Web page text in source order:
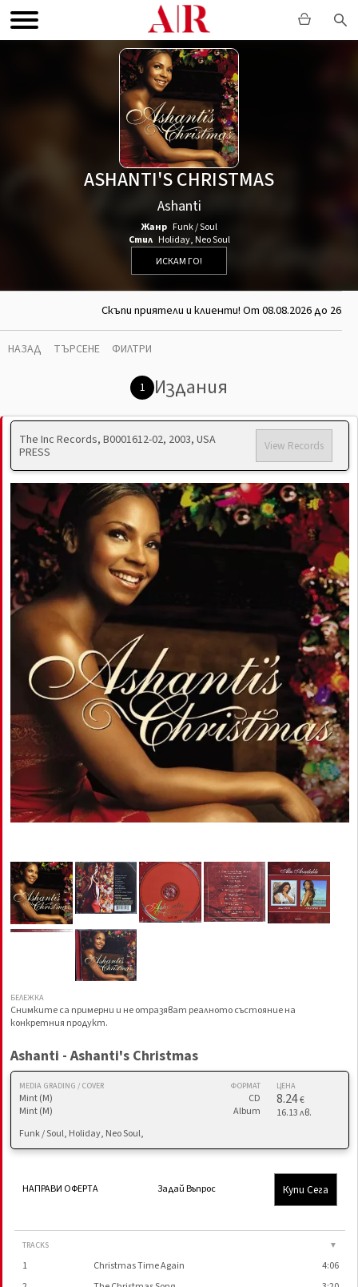
ASHANTI'S CHRISTMAS
Ashanti
Жанр Funk / Soul
Стил Holiday, Neo Soul
ИСКАМ ГО!
Скъпи приятели и клиенти! От 08.08.2026 до
НАЗАД ТЪРСЕНЕ ФИЛТРИ
1 Издания
The Inc Records, B0001612-02, 2003, USA
PRESS
View Records
БЕЛЕЖКА
Снимките са примерни и не отразяват реалното състояние на
конкретния продукт.
Ashanti - Ashanti's Christmas
MEDIA GRADING / COVER
Mint (M)
Mint (M)
ФОРМАТ
CD
Album
ЦЕНА
8.24€
16.13 лв.
Funk / Soul, Holiday, Neo Soul,
НАПРАВИ ОФЕРТА Задай Въпрос Купи Сега
TRACKS ▼
1 Christmas Time Again
4:06